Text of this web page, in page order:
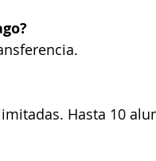
Hasta 10